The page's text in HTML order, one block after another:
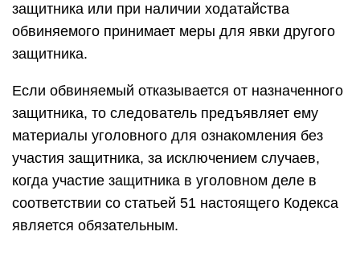
защитника или при наличии ходатайства
обвиняемого принимает меры для явки другого
защитника.
Если обвиняемый отказывается от назначенного
защитника, то следователь предъявляет ему
материалы уголовного для ознакомления без
участия защитника, за исключением случаев,
когда участие защитника в уголовном деле в
соответствии со статьей 51 настоящего Кодекса
является обязательным.